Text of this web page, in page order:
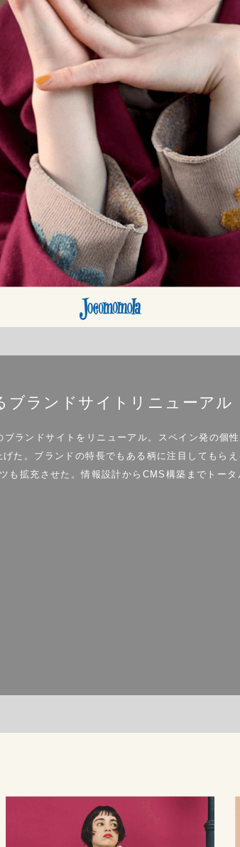
ブランドサイトリニューアル
ランドサイトをリニューアル。スペイン発の個
た。ブランドの特長でもある柄に注目してもら
拡充させた。情報設計からCMS構築までトータ